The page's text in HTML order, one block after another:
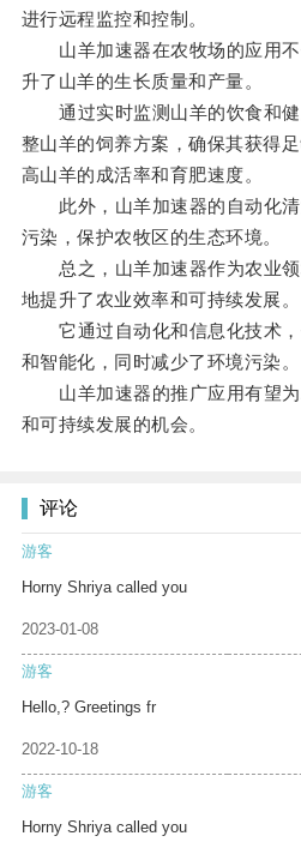
进行远程监控和控制。
山羊加速器在农牧场的应用不
升了山羊的生长质量和产量。
通过实时监测山羊的饮食和健
整山羊的饲养方案，确保其获得
高山羊的成活率和育肥速度。
此外，山羊加速器的自动化清
污染，保护农牧区的生态环境。
总之，山羊加速器作为农业领
地提升了农业效率和可持续发展。
它通过自动化和信息化技术，
和智能化，同时减少了环境污染。
山羊加速器的推广应用有望为
和可持续发展的机会。
评论
游客
Horny Shriya called you
2023-01-08
游客
Hello,? Greetings fr
2022-10-18
游客
Horny Shriya called you